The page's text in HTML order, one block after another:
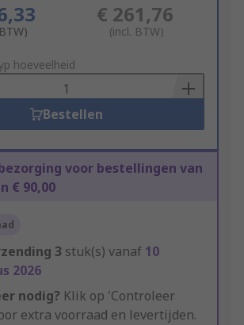
€ 261,76
(incl. BTW)
hoeveelheid
Bestellen
bezorging voor bestellingen van
€ 90,00
3 stuk(s) vanaf 10
2026
nodig? Klik op 'Controleer
extra voorraad en levertijden.